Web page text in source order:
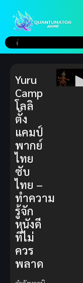
Yuru
Camp
โลลิ
ตั้ง
แคมป์
พากย์
ไทย
ซับ
ไทย –
ทำความ
รู้จัก
หนังดี
ที่ไม่
ควร
พลาด